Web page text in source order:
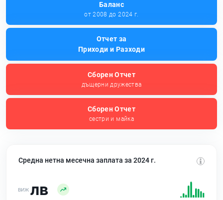
Баланс
от 2008 до 2024 г.
Отчет за
Приходи и Разходи
Сборен Отчет
дъщерни дружества
Сборен Отчет
сестри и майка
Средна нетна месечна заплата за 2024 г.
лв